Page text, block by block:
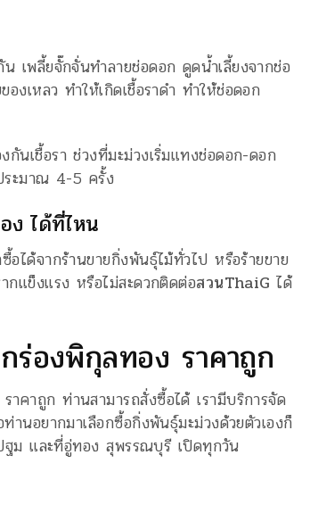
เพลี้ยจั๊กจั่นทำลายช่อดอก ดูดน้ำเลี้ยงจากช่อ
งเหลว ทำให้เกิดเชื้อราดำ ทำให้ช่อดอก
นเชื้อรา ช่วงที่มะม่วงเริ่มแทงช่อดอก-ดอก
ะมาณ 4-5 ครั้ง
ง ได้ที่ไหน
ได้จากร้านขายกิ่งพันธุ์ไม้ทั่วไป หรือร้ายขาย
แข็งแรง หรือไม่สะดวกติดต่อสวนThaiG ได้
ร่องพิกุลทอง ราคาถูก
ราคาถูก ท่านสามารถสั่งซื้อได้ เรามีบริการจัด
นอยากมาเลือกซื้อกิ่งพันธุ์มะม่วงด้วยตัวเองก็
ฐม และที่อู่ทอง สุพรรณบุรี เปิดทุกวัน